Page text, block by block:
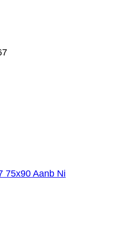
75x90 Aanb Ni